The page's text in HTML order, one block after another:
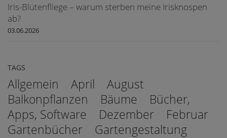
Iris-Blütenfliege – warum sterben meine Irisknospen
ab?
03.06.2026
TAGS
Allgemein April
August
Balkonpflanzen
Bäume
Bücher,
Apps, Software
Dezember
Februar
Gartenbücher
Gartengestaltung